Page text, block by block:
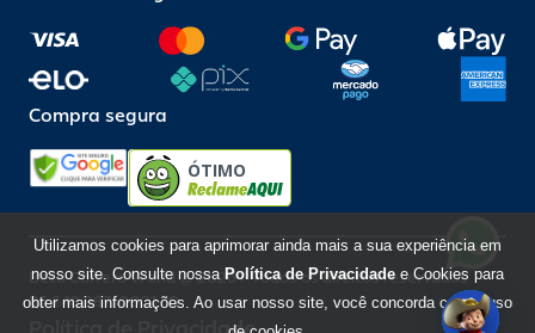
Compra segura
ÓTIMO
Beto Carrero World @ 2026 / Todos os direitos reservados
85.248.987/0001-10
Utilizamos cookies para aprimorar ainda mais a sua experiência em
nosso site. Consulte nossa Política de Privacidade e Cookies para
obter mais informações. Ao usar nosso site, você concorda com o uso